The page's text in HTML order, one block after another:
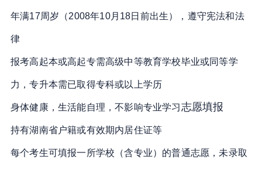
年满17周岁（2008年10月18日前出生），遵守宪法和法
律
报考高起本或高起专需高级中等教育学校毕业或同等学
力，专升本需已取得专科或以上学历
身体健康，生活能自理，不影响专业学习
持有湖南省户籍或有效期内居住证等
志愿填报
每个考生可填报一所学校（含专业）的普通志愿，未录取